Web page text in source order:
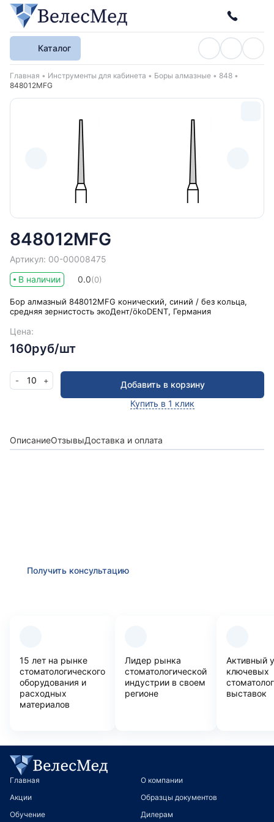
Каталог
Хлебные крошки
Главная Инструменты для кабинета Боры алмазные
848
848012MFG
848012MFG
Артикул: 00-00008475
В наличии
0.0(0)
Бор алмазный 848012MFG конический, синий / без кольца,
средняя зернистость экоДент/ökoDENT, Германия
Цена:
160руб/шт
- 10 +
Добавить в корзину
Купить в 1 клик
ОписаниеОтзывыДоставка и оплата
Получить консультацию
15 лет на рынке
стоматологического
оборудования и
расходных
материалов
Лидер рынка
стоматологической
индустрии в своем
регионе
Активный
ключевых
выставок
Главная
О компании
Акции
Образцы документов
Обучение
Дилерам